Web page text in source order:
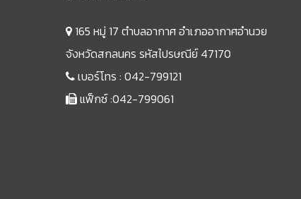
165 หมู่ 17 ตำบลอากาศ อำเภออากาศอำนวย
จังหวัดสกลนคร รหัสไปรษณีย์ 47170
เบอร์โทร : 042-799121
แฟ็กซ์ :042-799061